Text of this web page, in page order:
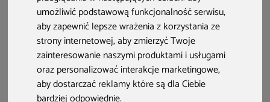
umożliwić podstawową funkcjonalność serwisu,
aby zapewnić lepsze wrażenia z korzystania ze
strony internetowej,aby zmierzyć Twoje
zainteresowanie naszymi produktami i usługami
oraz personalizować interakcje marketingowe,
aby dostarczać reklamy które są dla Ciebie
bardziej odpowiednie.
Wanna ogrodowa z
hydromasażem
Aquess Reflect
4202 7-osobowa
Sterling White /
29 999 zł
darmowa dostawa
Wanna ogrodowa z
hydromasażem
Aquess Ellora 1201
Grey / Brown 2-
osobowa
17 999 zł
darmowa dostawa
Wanna ogrodowa z
hydromasażem
Aquess Soulmate
3202 3-osobowa
Sterling White /
OAK
29 999 zł
darmowa dostawa